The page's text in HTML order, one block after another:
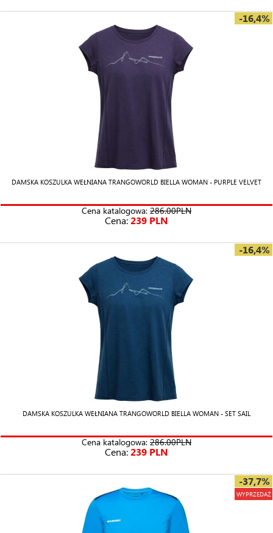
-16,4%
DAMSKA KOSZULKA WEŁNIANA TRANGOWORLD BIELLA WOMAN - PURPLE VELVET
Cena katalogowa: 286.00PLN
Cena:239 PLN
-16,4%
DAMSKA KOSZULKA WEŁNIANA TRANGOWORLD BIELLA WOMAN - SET SAIL
Cena katalogowa: 286.00PLN
Cena:239 PLN
-37,7%
WYPRZEDAŻ